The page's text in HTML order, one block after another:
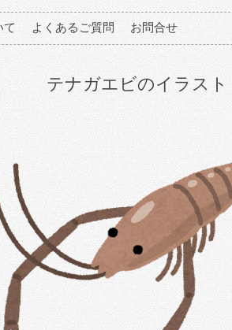
て よくあるご質問 お問合せ
テナガエビのイラスト